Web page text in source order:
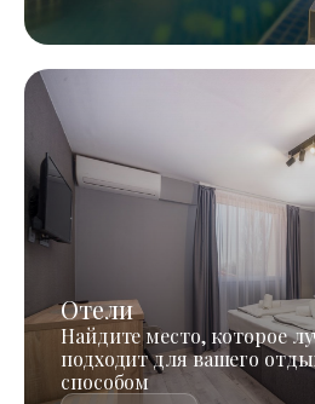
Отели
Найдите место, которое
подходит для вашего
способом